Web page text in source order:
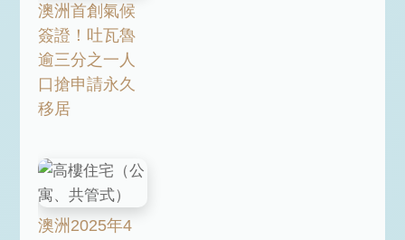
澳洲首創氣候
簽證！吐瓦魯
逾三分之一人
口搶申請永久
移居
澳洲2025年4